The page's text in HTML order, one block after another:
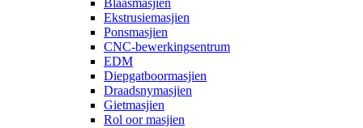
Blaasmasjien
Ekstrusiemasjien
Ponsmasjien
CNC-bewerkingsentrum
EDM
Diepgatboormasjien
Draadsnymasjien
Gietmasjien
Rol oor masjien